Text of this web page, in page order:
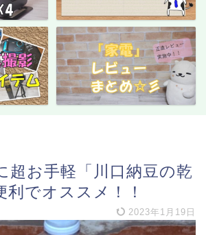
超お手軽「川口納豆の乾
利でオススメ！！
2023年1月19日